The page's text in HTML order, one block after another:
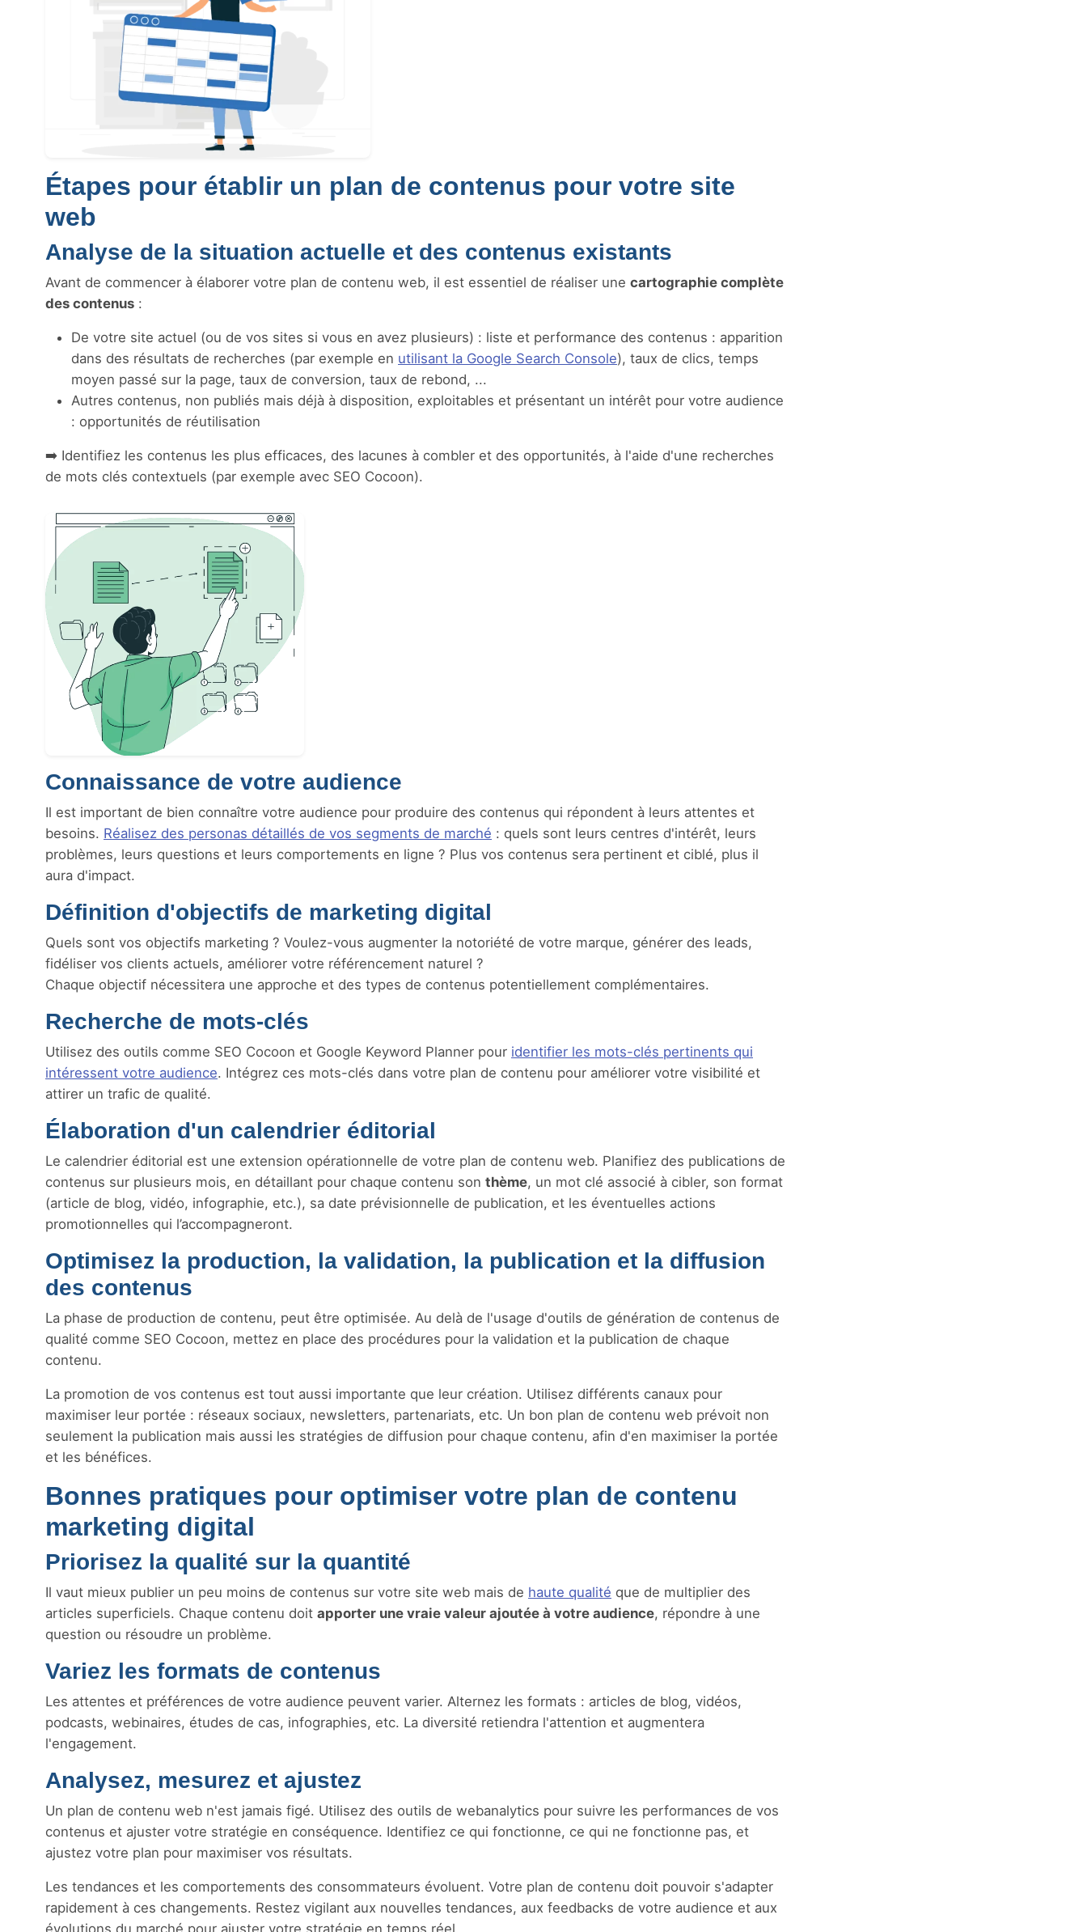
Étapes pour établir un plan de contenus pour votre site
web
Analyse de la situation actuelle et des contenus existants
Avant de commencer à élaborer votre plan de contenu web, il est essentiel de réaliser une cartographie complète
des contenus :
De votre site actuel (ou de vos sites si vous en avez plusieurs) : liste et performance des contenus : apparition
dans des résultats de recherches (par exemple en utilisant la Google Search Console), taux de clics, temps
moyen passé sur la page, taux de conversion, taux de rebond, ...
Autres contenus, non publiés mais déjà à disposition, exploitables et présentant un intérêt pour votre audience
: opportunités de réutilisation
➡️ Identifiez les contenus les plus efficaces, des lacunes à combler et des opportunités, à l'aide d'une recherches
de mots clés contextuels (par exemple avec SEO Cocoon).
Connaissance de votre audience
Il est important de bien connaître votre audience pour produire des contenus qui répondent à leurs attentes et
besoins. Réalisez des personas détaillés de vos segments de marché : quels sont leurs centres d'intérêt, leurs
problèmes, leurs questions et leurs comportements en ligne ? Plus vos contenus sera pertinent et ciblé, plus il
aura d'impact.
Définition d'objectifs de marketing digital
Quels sont vos objectifs marketing ? Voulez-vous augmenter la notoriété de votre marque, générer des leads,
fidéliser vos clients actuels, améliorer votre référencement naturel ?
Chaque objectif nécessitera une approche et des types de contenus potentiellement complémentaires.
Recherche de mots-clés
Utilisez des outils comme SEO Cocoon et Google Keyword Planner pour identifier les mots-clés pertinents qui
intéressent votre audience. Intégrez ces mots-clés dans votre plan de contenu pour améliorer votre visibilité et
attirer un trafic de qualité.
Élaboration d'un calendrier éditorial
Le calendrier éditorial est une extension opérationnelle de votre plan de contenu web. Planifiez des publications de
contenus sur plusieurs mois, en détaillant pour chaque contenu son thème, un mot clé associé à cibler, son format
(article de blog, vidéo, infographie, etc.), sa date prévisionnelle de publication, et les éventuelles actions
promotionnelles qui l’accompagneront.
Optimisez la production, la validation, la publication et la diffusion
des contenus
La phase de production de contenu, peut être optimisée. Au delà de l'usage d'outils de génération de contenus de
qualité comme SEO Cocoon, mettez en place des procédures pour la validation et la publication de chaque
contenu.
La promotion de vos contenus est tout aussi importante que leur création. Utilisez différents canaux pour
maximiser leur portée : réseaux sociaux, newsletters, partenariats, etc. Un bon plan de contenu web prévoit non
seulement la publication mais aussi les stratégies de diffusion pour chaque contenu, afin d'en maximiser la portée
et les bénéfices.
Bonnes pratiques pour optimiser votre plan de contenu
marketing digital
Priorisez la qualité sur la quantité
Il vaut mieux publier un peu moins de contenus sur votre site web mais de haute qualité que de multiplier des
articles superficiels. Chaque contenu doit apporter une vraie valeur ajoutée à votre audience, répondre à une
question ou résoudre un problème.
Variez les formats de contenus
Les attentes et préférences de votre audience peuvent varier. Alternez les formats : articles de blog, vidéos,
podcasts, webinaires, études de cas, infographies, etc. La diversité retiendra l'attention et augmentera
l'engagement.
Analysez, mesurez et ajustez
Un plan de contenu web n'est jamais figé. Utilisez des outils de webanalytics pour suivre les performances de vos
contenus et ajuster votre stratégie en conséquence. Identifiez ce qui fonctionne, ce qui ne fonctionne pas, et
ajustez votre plan pour maximiser vos résultats.
Les tendances et les comportements des consommateurs évoluent. Votre plan de contenu doit pouvoir s'adapter
rapidement à ces changements. Restez vigilant aux nouvelles tendances, aux feedbacks de votre audience et aux
évolutions du marché pour ajuster votre stratégie en temps réel.